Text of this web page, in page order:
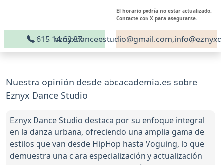
El horario podría no estar actualizado.
Contacte con X para asegurarse.
615 14 62 87
Nuestra opinión desde abcacademia.es sobre
Eznyx Dance Studio
Eznyx Dance Studio destaca por su enfoque integral
en la danza urbana, ofreciendo una amplia gama de
estilos que van desde HipHop hasta Voguing, lo que
demuestra una clara especialización y actualización